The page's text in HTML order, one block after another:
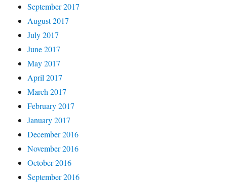
September 2017
August 2017
July 2017
June 2017
May 2017
April 2017
March 2017
February 2017
January 2017
December 2016
November 2016
October 2016
September 2016